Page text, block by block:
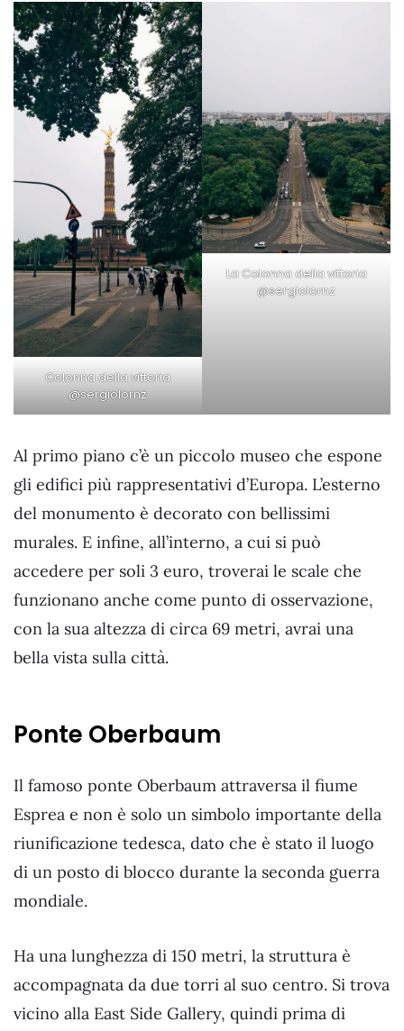
Colonna della vittoria
@sergiolornz
La Colonna della vittoria
@sergiolornz
Al primo piano c’è un piccolo museo che espone
gli edifici più rappresentativi d’Europa. L’esterno
del monumento è decorato con bellissimi
murales. E infine, all’interno, a cui si può
accedere per soli 3 euro, troverai le scale che
funzionano anche come punto di osservazione,
con la sua altezza di circa 69 metri, avrai una
bella vista sulla città.
Ponte Oberbaum
Il famoso ponte Oberbaum attraversa il fiume
Esprea e non è solo un simbolo importante della
riunificazione tedesca, dato che è stato il luogo
di un posto di blocco durante la seconda guerra
mondiale.
Ha una lunghezza di 150 metri, la struttura è
accompagnata da due torri al suo centro. Si trova
vicino alla East Side Gallery, quindi prima di